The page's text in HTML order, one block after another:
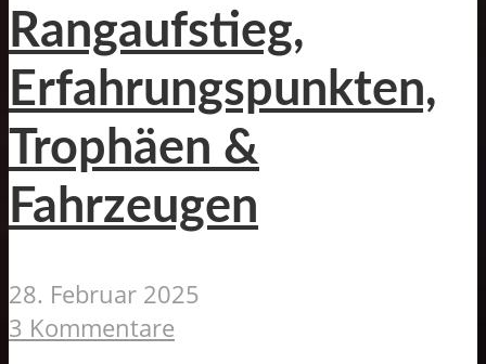
Rangaufstieg,
Erfahrungspunkten,
Trophäen &
Fahrzeugen
28. Februar 2025
3 Kommentare